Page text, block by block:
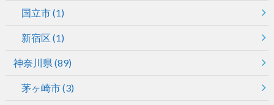
国立市(1)
新宿区 (1)
神奈川県 (89)
茅ヶ崎市(3)